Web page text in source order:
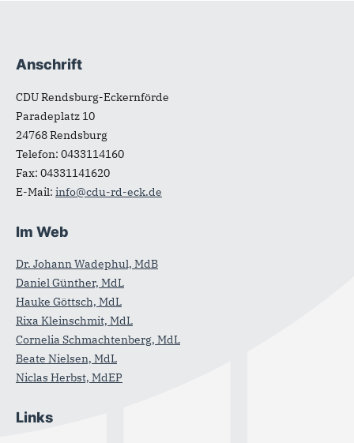
Fußbereich
Anschrift
CDU Rendsburg-Eckernförde
Paradeplatz 10
24768Rendsburg
Telefon: 0433114160
Fax: 04331141620
E-Mail: info@cdu-rd-eck.de
Im Web
Dr. Johann Wadephul, MdB
Daniel Günther, MdL
Hauke Göttsch, MdL
Rixa Kleinschmit, MdL
Cornelia Schmachtenberg, MdL
Beate Nielsen, MdL
Niclas Herbst, MdEP
Links